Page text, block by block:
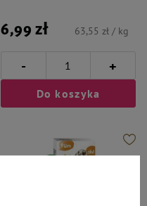
6,99 zł 63,55 zł / kg
- +
Do koszyka